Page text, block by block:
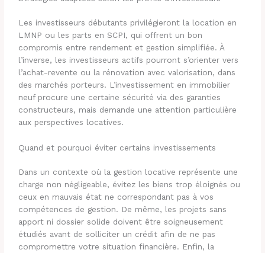
Les investisseurs débutants privilégieront la location en
LMNP ou les parts en SCPI, qui offrent un bon
compromis entre rendement et gestion simplifiée. À
l’inverse, les investisseurs actifs pourront s’orienter vers
l’achat-revente ou la rénovation avec valorisation, dans
des marchés porteurs. L’investissement en immobilier
neuf procure une certaine sécurité via des garanties
constructeurs, mais demande une attention particulière
aux perspectives locatives.
Quand et pourquoi éviter certains investissements
Dans un contexte où la gestion locative représente une
charge non négligeable, évitez les biens trop éloignés ou
ceux en mauvais état ne correspondant pas à vos
compétences de gestion. De même, les projets sans
apport ni dossier solide doivent être soigneusement
étudiés avant de solliciter un crédit afin de ne pas
compromettre votre situation financière. Enfin, la